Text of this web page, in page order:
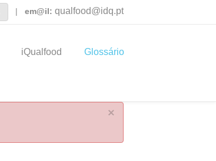
| em@il: qualfood@idq.pt
iQualfood Glossário
×